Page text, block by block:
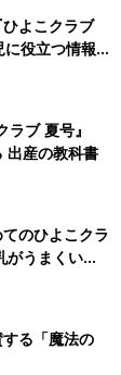
よこクラブ
役立つ情報が
ブ 夏号』
出産の教科書
のひよこクラ
がうまくい
ブル 解決テ
る「魔法の